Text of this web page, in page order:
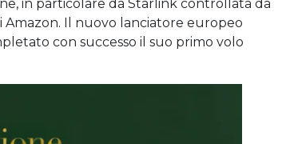
in particolare da Starlink controllata da
Amazon. Il nuovo lanciatore europeo
con successo il suo primo volo